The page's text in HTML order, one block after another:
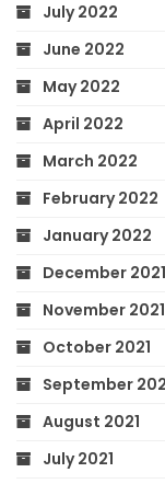
July 2022
June 2022
May 2022
April 2022
March 2022
February 2022
January 2022
December 2021
November 2021
October 2021
September
August 2021
July 2021